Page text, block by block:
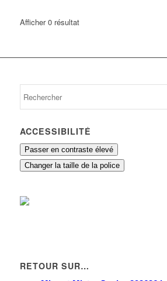
Afficher 0 résultat
ACCESSIBILITÉ
Passer en contraste élevé
Changer la taille de la police
RETOUR SUR…